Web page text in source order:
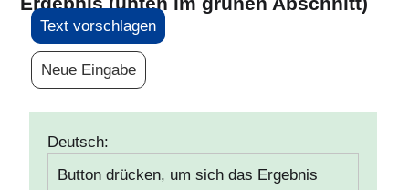
Text vorschlagen
Neue Eingabe
Deutsch:
Button drücken, um sich das Ergebnis